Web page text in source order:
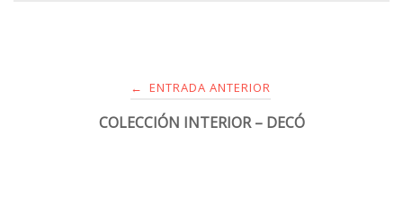
← ENTRADA ANTERIOR
COLECCIÓN INTERIOR – DECÓ